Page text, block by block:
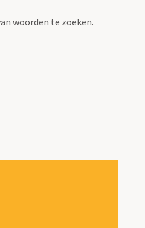
woorden te zoeken.